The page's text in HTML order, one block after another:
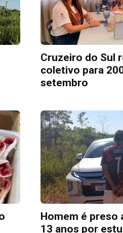
Cruzeiro do Sul
coletivo para
setembro
Homem é preso
13 anos por